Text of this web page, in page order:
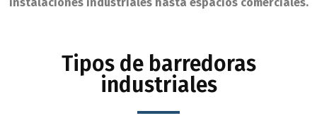
Tipos de barredoras
industriales